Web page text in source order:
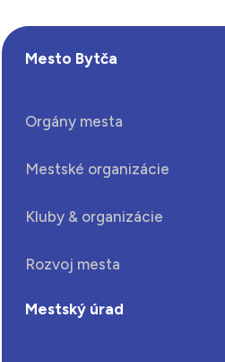
Mesto Bytča
Orgány mesta
Mestské organizácie
Kluby & organizácie
Rozvoj mesta
Mestský úrad